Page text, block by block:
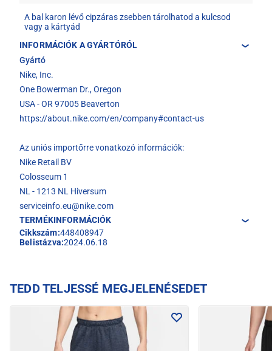
A bal karon lévő cipzáras zsebben tárolhatod a kulcsod
vagy a kártyád
INFORMÁCIÓK A GYÁRTÓRÓL
Gyártó
Nike, Inc.
One Bowerman Dr., Oregon
USA - OR 97005 Beaverton
https://about.nike.com/en/company#contact-us
Az uniós importőrre vonatkozó információk:
Nike Retail BV
Colosseum 1
NL - 1213 NL Hiversum
serviceinfo.eu@nike.com
TERMÉKINFORMÁCIÓK
Cikkszám:448408947
Belistázva:2024.06.18
TEDD TELJESSÉ MEGJELENÉSEDET